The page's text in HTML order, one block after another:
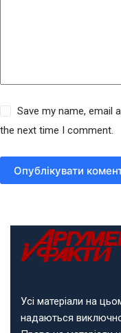
Save my name, email
the next time I comment.
Опублікувати
Усі матеріали на
надаються